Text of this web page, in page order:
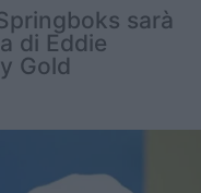
sarà
di Eddie
Gold